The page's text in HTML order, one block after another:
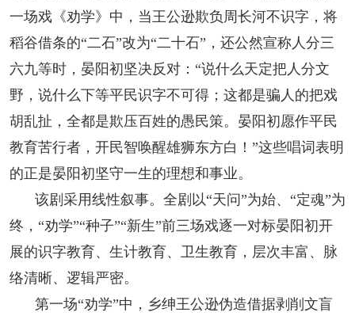
公告公示
公告公示 讣告 征稿启事 新会员发展名单
人事考试
专题专栏
一场戏《劝学》中，当王公逊欺负周长河不识字，将
稻谷借条的“二石”改为“二十石”，还公然宣称人分三
六九等时，晏阳初坚决反对：“说什么天定把人分文
野，说什么下等平民识字不可得；这都是骗人的把戏
胡乱扯，全都是欺压百姓的愚民策。晏阳初愿作平民
教育苦行者，开民智唤醒雄狮东方白！”这些唱词表明
的正是晏阳初坚守一生的理想和事业。
该剧采用线性叙事。全剧以“天问”为始、“定魂”为
终，“劝学”“种子”“新生”前三场戏逐一对标晏阳初开
展的识字教育、生计教育、卫生教育，层次丰富、脉
络清晰、逻辑严密。
第一场“劝学”中，乡绅王公逊伪造借据剥削文盲